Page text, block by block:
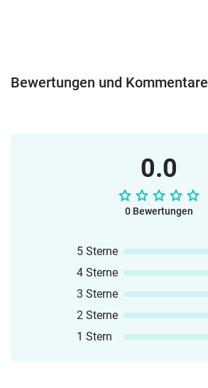
Bewertungen und Kommentare
0.0
0 Bewertungen
5 Sterne
4 Sterne
3 Sterne
2 Sterne
1 Stern